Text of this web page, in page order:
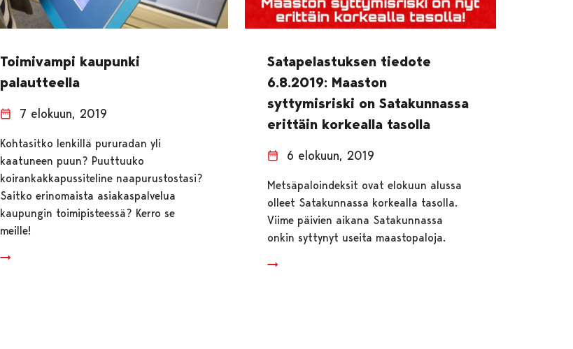
Toimivampi kaupunki
palautteella
7 elokuun, 2019
Kohtasitko lenkillä pururadan yli
kaatuneen puun? Puuttuuko
koirankakkapussiteline naapurustostasi?
Saitko erinomaista asiakaspalvelua
kaupungin toimipisteessä? Kerro se
meille!
Satapelastuksen tiedote
6.8.2019: Maaston
syttymisriski on Satakunnassa
erittäin korkealla tasolla
6 elokuun, 2019
Metsäpaloindeksit ovat elokuun alussa
olleet Satakunnassa korkealla tasolla.
Viime päivien aikana Satakunnassa
onkin syttynyt useita maastopaloja.